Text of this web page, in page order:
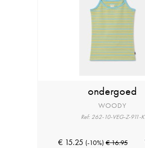
ondergoed
WOODY
Ref: 262-10-VEG-Z-911-K
€ 15.25 (-10%) € 16.95